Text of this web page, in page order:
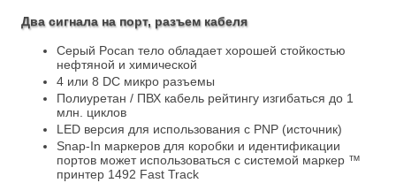
Два сигнала на порт, разъем кабеля
Серый Pocan тело обладает хорошей стойкостью
нефтяной и химической
4 или 8 DC микро разъемы
Полиуретан / ПВХ кабель рейтингу изгибаться до 1
млн. циклов
LED версия для использования с PNP (источник)
Snap-In маркеров для коробки и идентификации
портов может использоваться с системой маркер ™
принтер 1492 Fast Track